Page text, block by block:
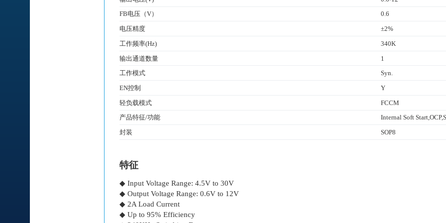
FB电压（V）
0.6
电压精度
±2%
工作频率(Hz)
340K
输出通道数量
1
工作模式
Syn.
EN控制
Y
轻负载模式
FCCM
产品特征/功能
Internal Soft
封装
SOP8
特征
◆ Input Voltage Range: 4.5V to 30V
◆ Output Voltage Range: 0.6V to 12V
◆ 2A Load Current
◆ Up to 95% Efficiency